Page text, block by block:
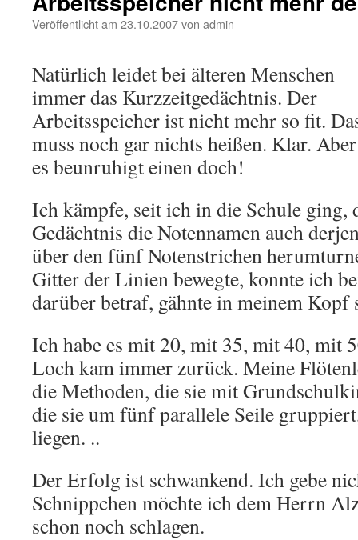
Veröffentlicht am 23.10.2007von admin
Natürlich leidet bei älteren Menschen
immer das Kurzzeitgedächtnis. Der
Arbeitsspeicher ist nicht mehr so fit.
muss noch gar nichts heißen. Klar. Aber
es beunruhigt einen doch!
Ich kämpfe, seit ich in die Schule ging,
Gedächtnis die Notennamen auch
über den fünf Notenstrichen
Gitter der Linien bewegte, konnte ich
darüber betraf, gähnte in meinem Kopf
Ich habe es mit 20, mit 35, mit 40, mit
Loch kam immer zurück. Meine
die Methoden, die sie mit
die sie um fünf parallele Seile
liegen. ..
Der Erfolg ist schwankend. Ich gebe
Schnippchen möchte ich dem Herrn
schon noch schlagen.